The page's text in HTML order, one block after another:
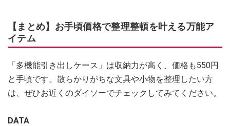
【まとめ】お手頃価格で整理整頓を叶える万能ア
イテム
「多機能引き出しケース」は収納力が高く、価格も550円
と手頃です。散らかりがちな文具や小物を整理したい方
は、ぜひお近くのダイソーでチェックしてみてください。
DATA